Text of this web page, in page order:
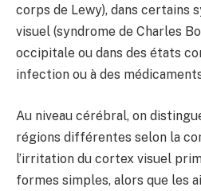
corps de Lewy), dans certains
visuel (syndrome de Charles
occipitale ou dans des états
infection ou à des
Au niveau cérébral, on
régions différentes selon la
l’irritation du cortex visuel
formes simples, alors que les